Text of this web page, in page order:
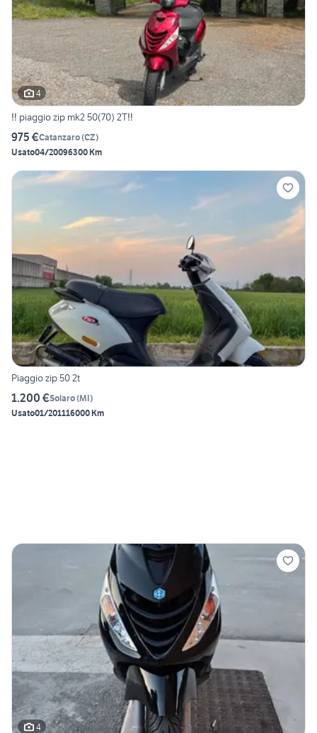
4
‼️ piaggio zip mk2 50(70) 2T‼️
975 €Catanzaro(CZ)
Usato04/20096300 Km
Piaggio zip 50 2t
1.200 €Solaro(MI)
Usato01/201116000 Km
4